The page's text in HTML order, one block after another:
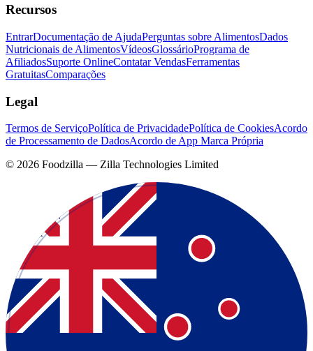
Recursos
EntrarDocumentação de AjudaPerguntas sobre AlimentosDados
Nutricionais de AlimentosVídeosGlossárioPrograma de
AfiliadosSuporte OnlineContatar VendasFerramentas
GratuitasComparações
Legal
Termos de ServiçoPolítica de PrivacidadePolítica de CookiesAcordo
de Processamento de DadosAcordo de App Marca Própria
© 2026 Foodzilla — Zilla Technologies Limited